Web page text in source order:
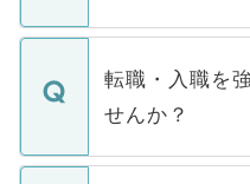
ます。通常、5
いただきますの
マイナビ
うち約3割は、
けない「非公開
下記の理由によ
ません。
転職・入職を
せんか？
転職・入職を強